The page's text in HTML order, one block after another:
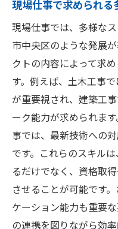
成長産業にお
キャリアチェ
法
地域の発展と
未来のリーダ
千葉市中央区で現
再開発が進む
インフラ整備
蘇我地区の新
住宅地開発で
商業施設の
現場仕事で求められる
現場仕事では、多様な
市中央区のような発展
クトの内容によって求
す。例えば、土木工事
が重要視され、建築工
ーク能力が求められま
事では、最新技術への
です。これらのスキル
るだけでなく、資格取
させることが可能です
ケーション能力も重要
の連携を図りながら効